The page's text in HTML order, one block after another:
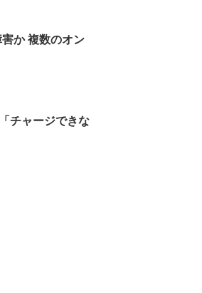
か 複数のオン
チャージできな